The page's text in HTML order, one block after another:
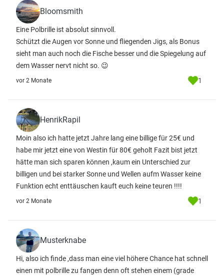
Bloomsmith
Eine Polbrille ist absolut sinnvoll.
Schützt die Augen vor Sonne und fliegenden Jigs, als Bonus
sieht man auch noch die Fische besser und die Spiegelung auf
dem Wasser nervt nicht so. 😉
vor 2 Monate 1
HenrikRapil
Moin also ich hatte jetzt Jahre lang eine billige für 25€ und
habe mir jetzt eine von Westin für 80€ geholt Fazit bist jetzt
hätte man sich sparen können ,kaum ein Unterschied zur
billigen und bei starker Sonne und Wellen aufm Wasser keine
Funktion echt enttäuschen kauft euch keine teuren !!!!
vor 2 Monate 1
Musterknabe
Hi, also ich finde ,dass man eine viel höhere Chance hat schnell
einen mit polbrille zu fangen denn oft stehen einem (grade